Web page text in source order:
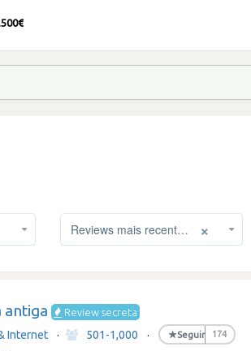
×
Reviews mais recentes
antiga Review secreta
Internet · 501-1,000 · ★Seguir 174